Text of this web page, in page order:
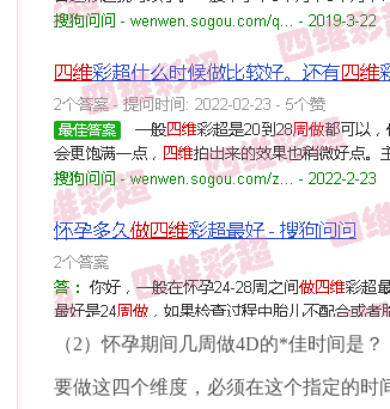
（2）怀孕期间几周做4D的*佳时间是？
要做这四个维度，必须在这个指定的时